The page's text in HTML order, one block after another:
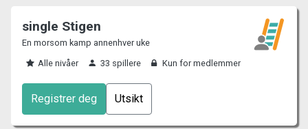
single Stigen
En morsom kamp annenhver uke
Alle nivåer
33 spillere Kun for medlemmer
Registrer deg Utsikt